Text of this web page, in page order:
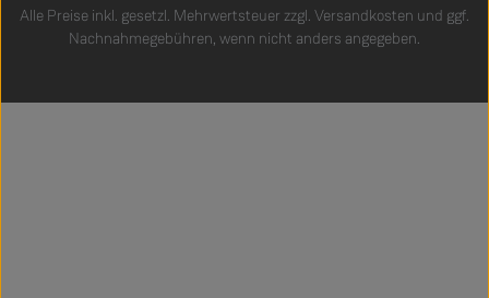
Alle Preise inkl. gesetzl. Mehrwertsteuer zzgl. Versandkosten und ggf.
Nachnahmegebühren, wenn nicht anders angegeben.